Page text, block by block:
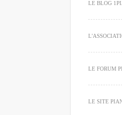
LE BLOG
LE FORUM
LE SITE